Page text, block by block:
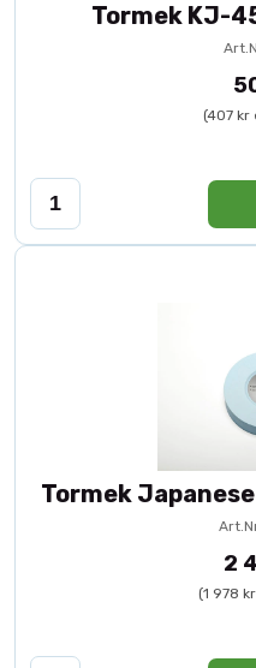
Tormek KJ-
(407 kr
Tormek
2
(1 978